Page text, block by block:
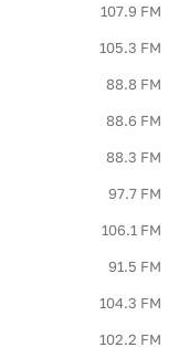
107.9 FM
105.3 FM
88.8 FM
88.6 FM
88.3 FM
97.7 FM
106.1 FM
91.5 FM
104.3 FM
102.2 FM